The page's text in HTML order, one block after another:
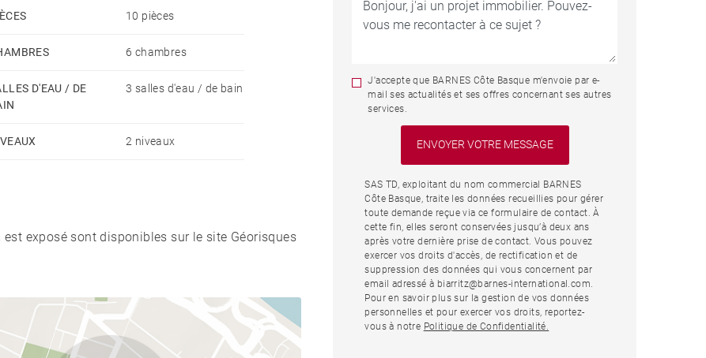
10 pièces
6 chambres
D'EAU / DE
3 salles d'eau / de bain
2 niveaux
exposé sont disponibles sur le site Géorisques
J'accepte que BARNES Côte Basque m'envoie par e-
mail ses actualités et ses offres concernant ses autres
services.
SAS TD, exploitant du nom commercial BARNES
Côte Basque, traite les données recueillies pour gérer
toute demande reçue via ce formulaire de contact. À
cette fin, elles seront conservées jusqu’à deux ans
après votre dernière prise de contact. Vous pouvez
exercer vos droits d'accès, de rectification et de
suppression des données qui vous concernent par
email adressé à biarritz@barnes-international.com.
Pour en savoir plus sur la gestion de vos données
personnelles et pour exercer vos droits, reportez-
vous à notre Politique de Confidentialité.